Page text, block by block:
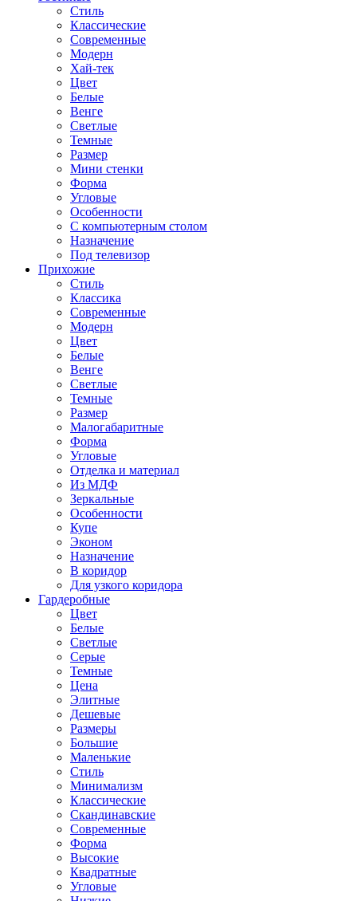
Стиль
Классические
Современные
Модерн
Хай-тек
Цвет
Белые
Венге
Светлые
Темные
Размер
Мини стенки
Форма
Угловые
Особенности
С компьютерным столом
Назначение
Под телевизор
Прихожие
Стиль
Классика
Современные
Модерн
Цвет
Белые
Венге
Светлые
Темные
Размер
Малогабаритные
Форма
Угловые
Отделка и материал
Из МДФ
Зеркальные
Особенности
Купе
Эконом
Назначение
В коридор
Для узкого коридора
Гардеробные
Цвет
Белые
Светлые
Серые
Темные
Цена
Элитные
Дешевые
Размеры
Большие
Маленькие
Стиль
Минимализм
Классические
Скандинавские
Современные
Форма
Высокие
Квадратные
Угловые